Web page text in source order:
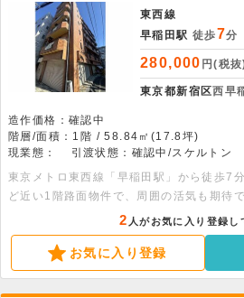
東西線
早稲田駅 徒歩7分
280,000 円(税抜
東京都新宿区西早
造作価格：確認中
階層/面積：1階 / 58.84㎡(17.8坪)
現業態：
引渡状態：確認中/スケルトン
東京メトロ東西線「早稲田駅」から徒歩7
ど近い1階路面物件で、周囲の活気も期待
したスケルトン仕様のため、内装も自由自
をお待ちしております。
2 人がお気に入り登録し
お気に入り登録